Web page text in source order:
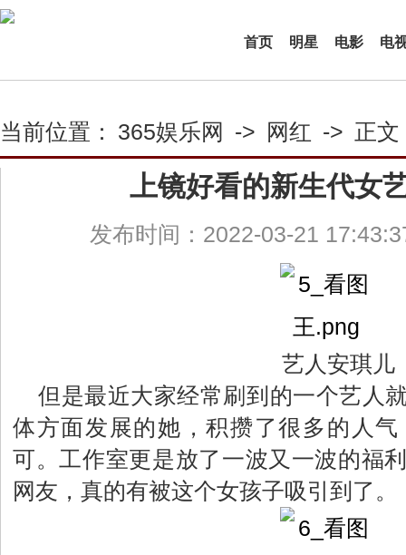
首页 明星 电影 电
当前位置： 365娱乐网 -> 网红 -> 正文
上镜好看的新生代女
发布时间：2022-03-21
艺人安琪儿
但是最近大家经常刷到的一个艺人
体方面发展的她，积攒了很多的人
可。工作室更是放了一波又一波的福
网友，真的有被这个女孩子吸引到了。